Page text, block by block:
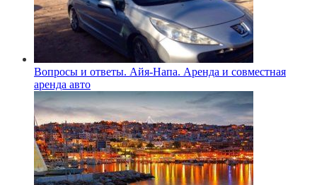
Вопросы и ответы. Айя-Напа. Аренда и совместная
аренда авто